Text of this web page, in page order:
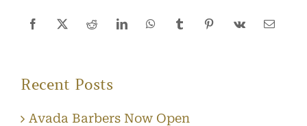
Recent Posts
Avada Barbers Now Open